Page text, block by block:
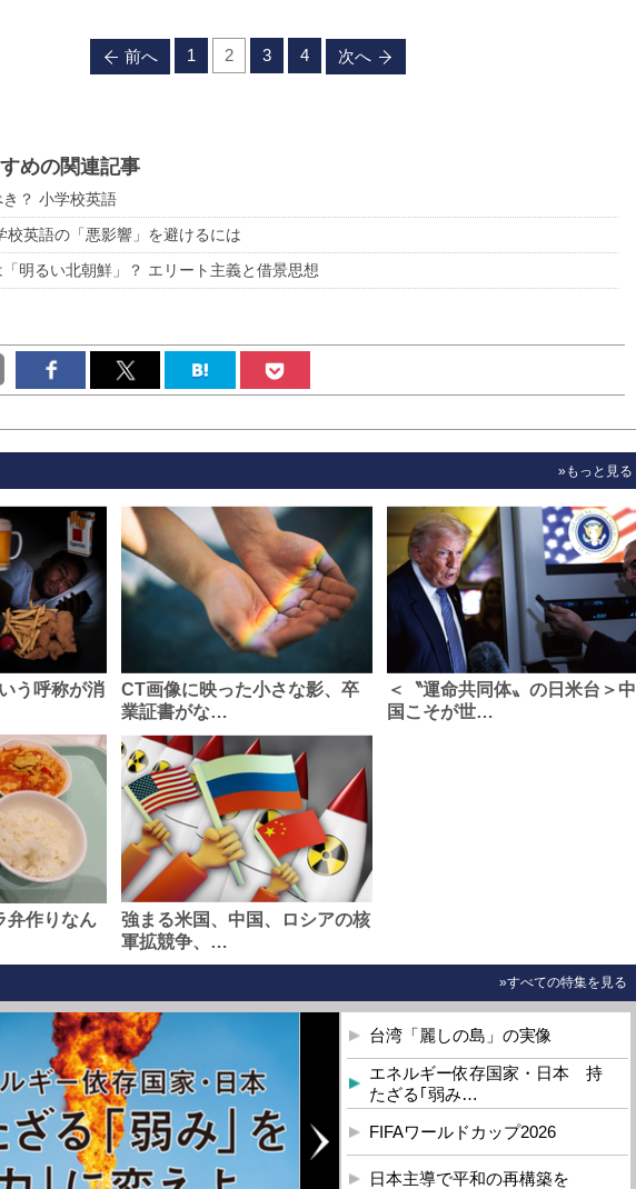
前へ 1 2 3 4 次へ
めの関連記事
？ 小学校英語
校英語の「悪影響」を避けるには
明るい北朝鮮」？ エリート主義と借景思想
»もっと見る
う呼称が消
CT画像に映った小さな影、卒
業証書がな…
＜〝運命共同体〟の日米台＞中
国こそが世…
弁作りなん
強まる米国、中国、ロシアの核
軍拡競争、…
»すべての特集を見る
台湾「麗しの島」の実像
エネルギー依存国家・日本 持
たざる｢弱み…
FIFAワールドカップ2026
日本主導で平和の再構築を